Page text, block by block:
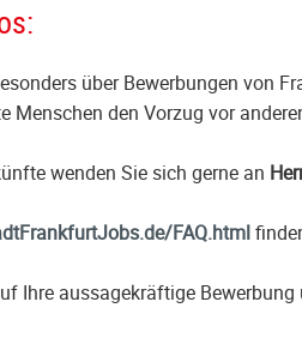
über Bewerbungen von
Menschen den Vorzug vor
wenden Sie sich gerne an
FAQ.html
Ihre aussagekräftige